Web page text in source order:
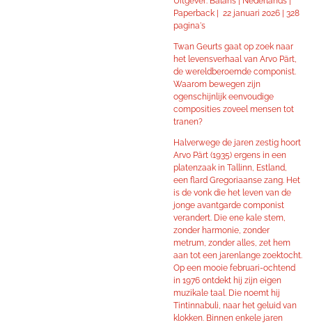
Paperback | 22 januari 2026 | 328
pagina's
Twan Geurts gaat op zoek naar
het levensverhaal van Arvo Pärt,
de wereldberoemde componist.
Waarom bewegen zijn
ogenschijnlijk eenvoudige
composities zoveel mensen tot
tranen?
Halverwege de jaren zestig hoort
Arvo Pärt (1935) ergens in een
platenzaak in Tallinn, Estland,
een flard Gregoriaanse zang. Het
is de vonk die het leven van de
jonge avantgarde componist
verandert. Die ene kale stem,
zonder harmonie, zonder
metrum, zonder alles, zet hem
aan tot een jarenlange zoektocht.
Op een mooie februari-ochtend
in 1976 ontdekt hij zijn eigen
muzikale taal. Die noemt hij
Tintinnabuli, naar het geluid van
klokken. Binnen enkele jaren